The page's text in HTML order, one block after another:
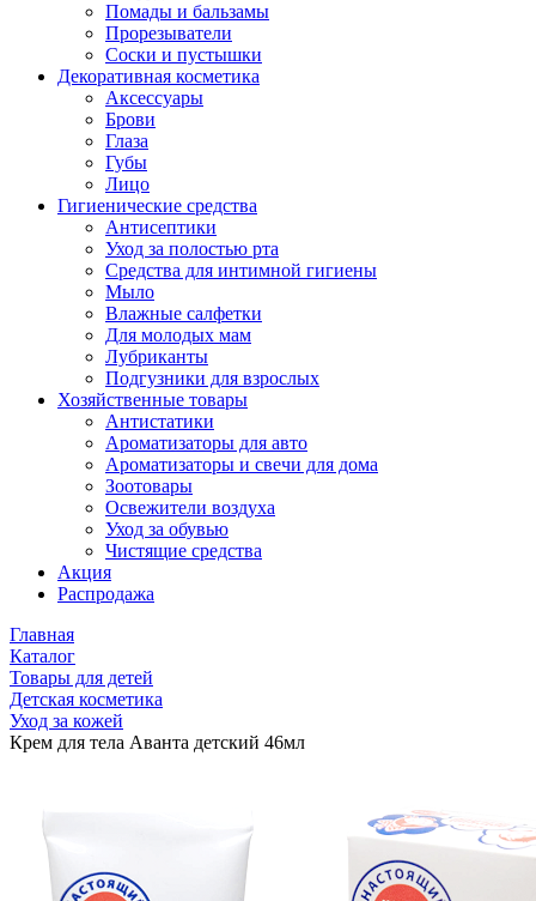
Помады и бальзамы
Прорезыватели
Соски и пустышки
Декоративная косметика
Аксессуары
Брови
Глаза
Губы
Лицо
Гигиенические средства
Антисептики
Уход за полостью рта
Средства для интимной гигиены
Мыло
Влажные салфетки
Для молодых мам
Лубриканты
Подгузники для взрослых
Хозяйственные товары
Антистатики
Ароматизаторы для авто
Ароматизаторы и свечи для дома
Зоотовары
Освежители воздуха
Уход за обувью
Чистящие средства
Акция
Распродажа
Главная
Каталог
Товары для детей
Детская косметика
Уход за кожей
Крем для тела Аванта детский 46мл